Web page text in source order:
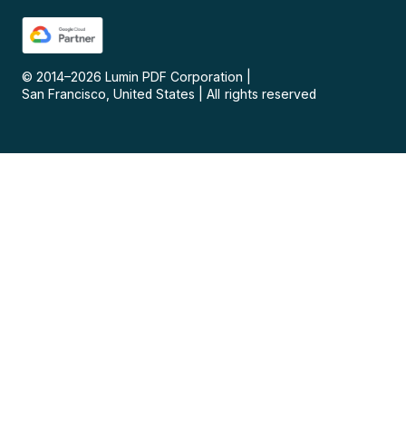
© 2014–2026 Lumin PDF Corporation
San Francisco, United States
All rights reserved